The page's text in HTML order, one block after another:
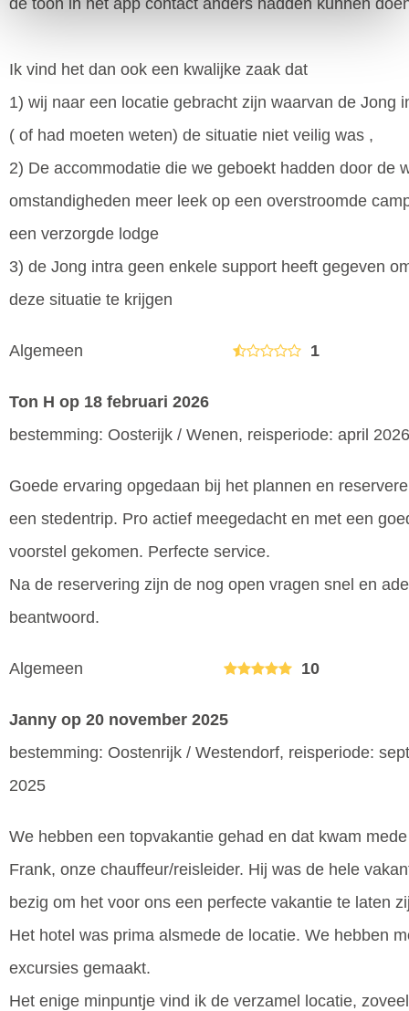
de toon in het app contact anders hadden kunnen
Ik vind het dan ook een kwalijke zaak dat
1) wij naar een locatie gebracht zijn waarvan de Jong
( of had moeten weten) de situatie niet veilig was ,
2) De accommodatie die we geboekt hadden door de
omstandigheden meer leek op een overstroomde
een verzorgde lodge
3) de Jong intra geen enkele support heeft gegeven
deze situatie te krijgen
Algemeen 1
Ton H op 18 februari 2026
bestemming: Oosterijk / Wenen, reisperiode: april 2026
Goede ervaring opgedaan bij het plannen en
een stedentrip. Pro actief meegedacht en met een
voorstel gekomen. Perfecte service.
Na de reservering zijn de nog open vragen snel en
beantwoord.
Algemeen 10
Janny op 20 november 2025
bestemming: Oostenrijk / Westendorf, reisperiode:
2025
We hebben een topvakantie gehad en dat kwam
Frank, onze chauffeur/reisleider. Hij was de hele
bezig om het voor ons een perfecte vakantie te laten
Het hotel was prima alsmede de locatie. We hebben
excursies gemaakt.
Het enige minpuntje vind ik de verzamel locatie, zoveel